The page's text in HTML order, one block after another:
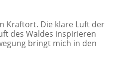
Kraftort. Die klare Luft der
des Waldes inspirieren
bringt mich in den